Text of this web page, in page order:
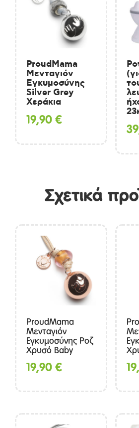
ProudMama
Μενταγιόν
Εγκυμοσύνης
Silver Grey
Χεράκια
19,90€
Σχετικά
ProudMama
Μενταγιόν
Εγκυμοσύνης Ροζ
Χρυσό Baby
19,90€